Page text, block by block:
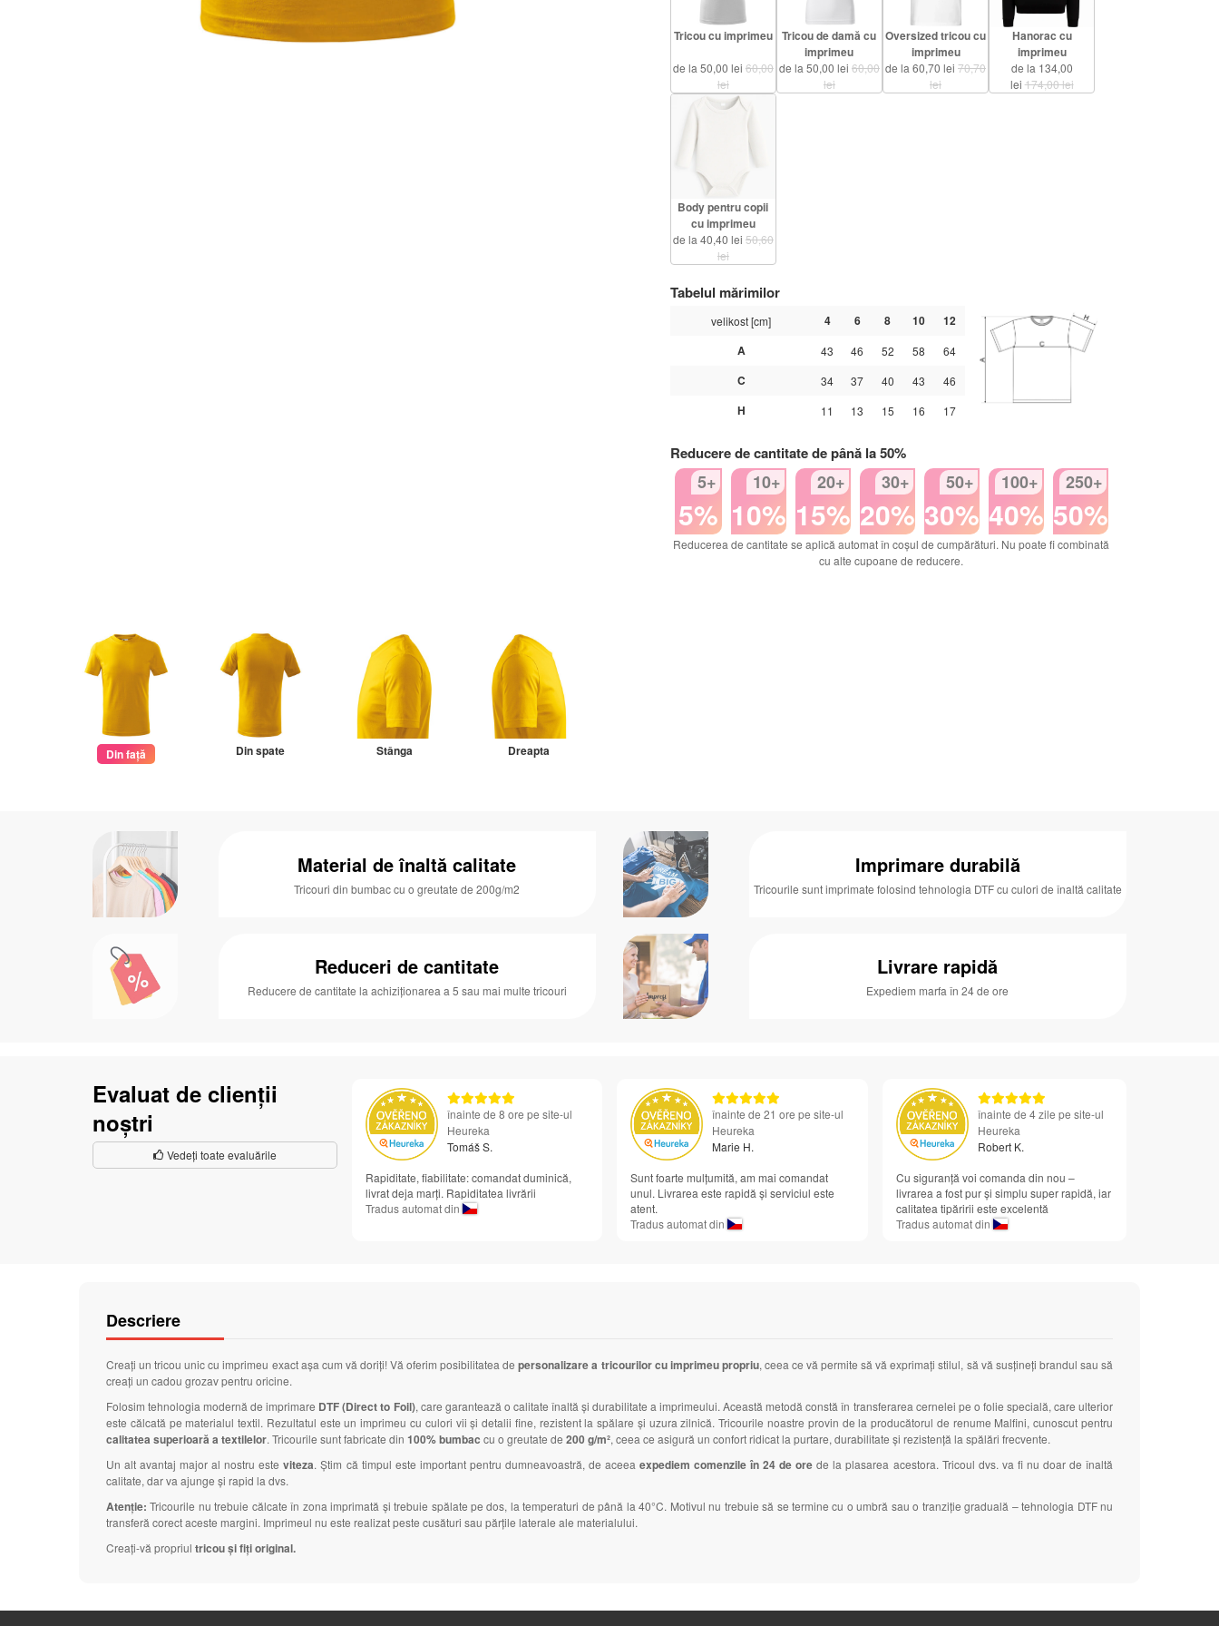
Din față Din spate Stânga Dreapta
Tricou cu imprimeu
de la 50,00 lei 60,00
lei
Tricou de damă cu
imprimeu
de la 50,00 lei 60,00
lei
Oversized tricou cu
imprimeu
de la 60,70 lei70,70
lei
Hanorac cu
imprimeu
de la 134,00
lei 174,00 lei
Body pentru copii
cu imprimeu
de la 40,40 lei 50,60
lei
Tabelul mărimilor
velikost [cm] 4 6 8 10
12
A
43 46 52 58 64
C 34 37 40 43 46
H 11 13 15 16 17
Reducere de cantitate de până la 50%
5+
5%
10+
10%
20+
15%
30+
20%
50+
30%
100+
40%
250+
50%
Reducerea de cantitate se aplică automat în coșul de cumpărături. Nu poate fi combinată
cu alte cupoane de reducere.
Material de înaltă calitate
Tricouri din bumbac cu o greutate de 200g/m2
Imprimare durabilă
Tricourile sunt imprimate folosind tehnologia DTF cu culori de înaltă calitate
Reduceri de cantitate
Reducere de cantitate la achiziționarea a 5 sau mai multe tricouri
Livrare rapidă
Expediem marfa în 24 de ore
Evaluat de clienții
noștri
Vedeți toate evaluările
înainte de 8 ore pe site-ul
Heureka
Tomáš S.
Rapiditate, fiabilitate: comandat duminică,
livrat deja marți. Rapiditatea livrării
Tradus automat din
înainte de 21 ore pe site-ul
Heureka
Marie H.
Sunt foarte mulțumită, am mai comandat
unul. Livrarea este rapidă și serviciul este
atent.
Tradus automat din
înainte de 4 zile pe site-ul
Heureka
Robert K.
Cu siguranță voi comanda din nou –
livrarea a fost pur și simplu super rapidă, iar
calitatea tipăririi este excelentă
Tradus automat din
Descriere
Creați un tricou unic cu imprimeu exact așa cum vă doriți! Vă oferim posibilitatea depersonalizare a tricourilor cu imprimeu propriu, ceea ce vă permite să vă exprimați stilul, să vă susțineți brandul sau să
creați un cadou grozav pentru oricine.
Folosim tehnologia modernă de imprimare DTF (Direct to Foil), care garantează o calitate înaltă și durabilitate a imprimeului. Această metodă constă în transferarea cernelei pe o folie specială, care ulterior
este călcată pe materialul textil. Rezultatul este un imprimeu cu culori vii și detalii fine, rezistent la spălare și uzura zilnică. Tricourile noastre provin de la producătorul de renume Malfini, cunoscut pentru
calitatea superioară a textilelor. Tricourile sunt fabricate din 100% bumbac cu o greutate de 200 g/m², ceea ce asigură un confort ridicat la purtare, durabilitate și rezistență la spălări frecvente.
Un alt avantaj major al nostru esteviteza. Știm că timpul este important pentru dumneavoastră, de aceeaexpediem comenzile în 24 de ore de la plasarea acestora. Tricoul dvs. va fi nu doar de înaltă
calitate, dar va ajunge și rapid la dvs.
Atenție: Tricourile nu trebuie călcate în zona imprimată și trebuie spălate pe dos, la temperaturi de până la 40°C. Motivul nu trebuie să se termine cu o umbră sau o tranziție graduală – tehnologia DTF nu
transferă corect aceste margini. Imprimeul nu este realizat peste cusături sau părțile laterale ale materialului.
Creați-vă propriul tricou și fiți original.